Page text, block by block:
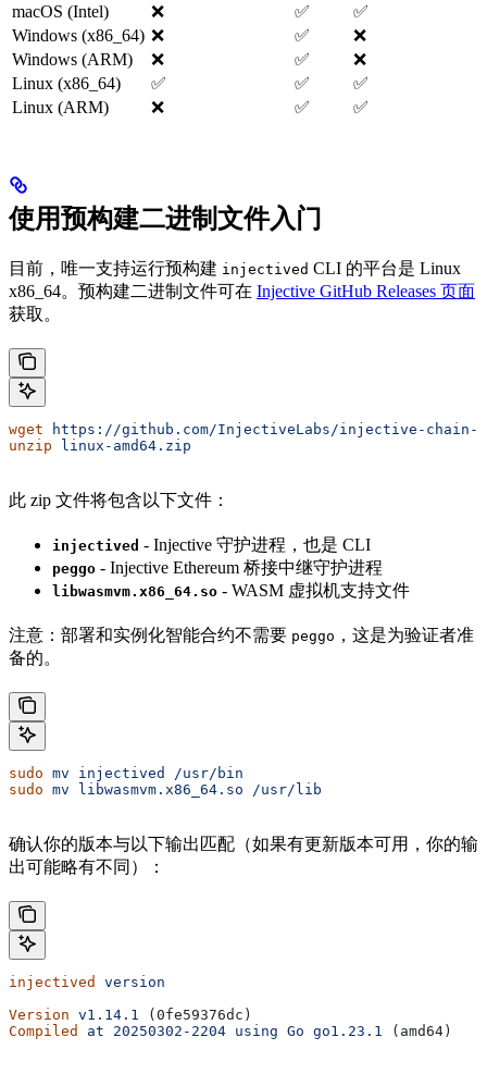
macOS (Intel)
❌ ✅
✅
Windows (x86_64) ❌ ✅
❌
Windows (ARM)
❌ ✅
❌
Linux (x86_64)
✅ ✅
✅
Linux (ARM)
❌ ✅ ✅
使用预构建二进制文件入门
目前，唯一支持运行预构建 injectived CLI 的平台是 Linux
x86_64。预构建二进制文件可在 Injective GitHub Releases 页面
获取。
wget https://github.com/InjectiveLabs/injective-chain-
unzip linux-amd64.zip
此 zip 文件将包含以下文件：
injectived - Injective 守护进程，也是 CLI
peggo - Injective Ethereum 桥接中继守护进程
libwasmvm.x86_64.so - WASM 虚拟机支持文件
注意：部署和实例化智能合约不需要 peggo ，这是为验证者准
备的。
sudo mv injectived
/usr/bin
sudo mv libwasmvm.x86_64.so /usr/lib
确认你的版本与以下输出匹配（如果有更新版本可用，你的输
出可能略有不同）：
injectived
version
Version v1.14.1
(0fe59376dc)
Compiled
at 20250302-2204 using Go go1.23.1 (amd64)